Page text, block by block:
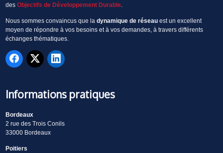
des Objectifs de Développement Durable.
Nous sommes convaincus que la dynamique de réseauest un excellent
moyen de répondre à vos besoins et à vos demandes, à travers différents
échanges thématiques.
Informations pratiques
Bordeaux
2 rue des Trois Conils
33000 Bordeaux
Poitiers